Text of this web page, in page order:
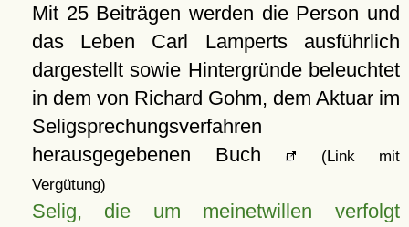
Mit 25 Beiträgen werden die Person und
das Leben Carl Lamperts ausführlich
dargestellt sowie Hintergründe beleuchtet
in dem von Richard Gohm, dem Aktuar im
Seligsprechungsverfahren
herausgegebenen Buch
(Link mit
Vergütung)
Selig, die um meinetwillen verfolgt